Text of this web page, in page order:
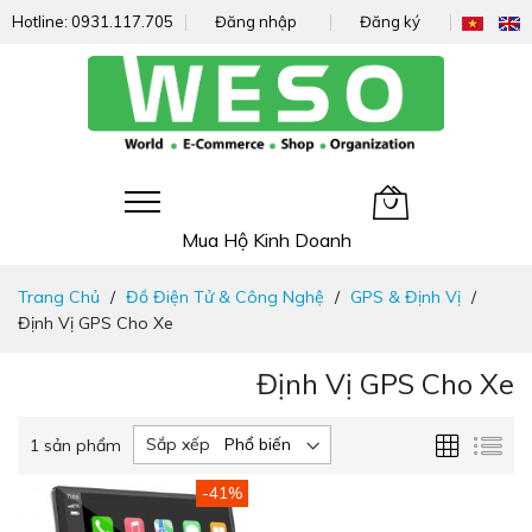
Hotline: 0931.117.705 Đăng nhập Đăng ký
Mua Hộ Kinh Doanh
nhanh
đến
Trang Chủ Đồ Điện Tử & Công Nghệ
GPS & Định Vị
Định Vị GPS Cho Xe
Định Vị GPS Cho Xe
1 sản phẩm Sắp xếp Lưới
-41%